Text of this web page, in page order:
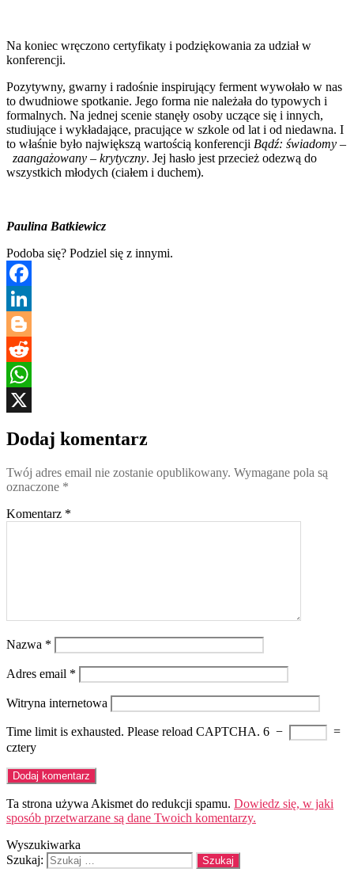
Na koniec wręczono certyfikaty i podziękowania za udział w
konferencji.
Pozytywny, gwarny i radośnie inspirujący ferment wywołało w nas
to dwudniowe spotkanie. Jego forma nie należała do typowych i
formalnych. Na jednej scenie stanęły osoby uczące się i innych,
studiujące i wykładające, pracujące w szkole od lat i od niedawna. I
to właśnie było największą wartością konferencji Bądź: świadomy –
zaangażowany – krytyczny. Jej hasło jest przecież odezwą do
wszystkich młodych (ciałem i duchem).
Paulina Batkiewicz
Podoba się? Podziel się z innymi.
Facebook
LinkedIn
Blogger
Reddit
WhatsApp
Dodaj komentarz
Twój adres email nie zostanie opublikowany. Wymagane pola są
oznaczone *
Komentarz *
Nazwa *
Adres email *
Witryna internetowa
Time limit is exhausted. Please reload CAPTCHA. 6 −
=
cztery
Ta strona używa Akismet do redukcji spamu. Dowiedz się, w jaki
sposób przetwarzane są dane Twoich komentarzy.
Wyszukiwarka
Szukaj: